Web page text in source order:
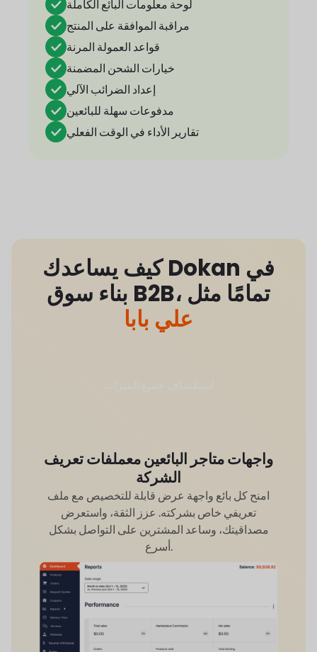
لوحة معلومات البائع الكاملة
مراقبة الموافقة على المنتج
قواعد العمولة المرنة
خيارات الشحن المضمنة
إعداد الضرائب الآلي
مدفوعات سهلة للبائعين
تقارير الأداء في الوقت الفعلي
كيف يساعدك Dokan في
بناء سوق B2B، تمامًا مثل
علي بابا
واجهات متاجر البائعين معملفات تعريف
الشركة
امنح كل بائع واجهة عرض قابلة للتخصيص مع ملف
تعريفي خاص بشركته. عزز الثقة، واستعرض
مصداقيتك، وساعد المشترين على التواصل بشكل
أسرع.